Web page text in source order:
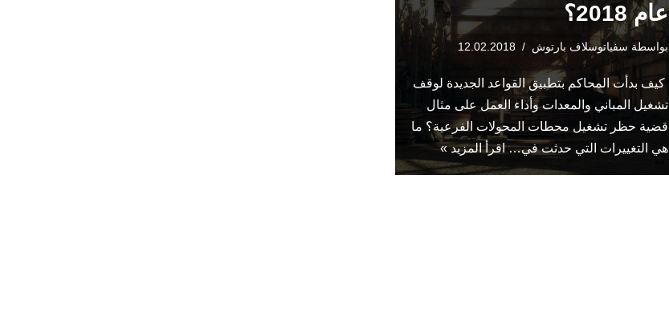
عام 2018؟
بواسطة سفياتوسلاف بارتوش 12.02.2018
كيف بدأت المحاكم بتطبيق القواعد الجديدة لوقف
تشغيل المباني والمعدات وأداء العمل على مثال
قضية حظر تشغيل محطات المحولات الفرعية؟ ما
هي التغييرات التي حدثت في…اقرأ المزيد »